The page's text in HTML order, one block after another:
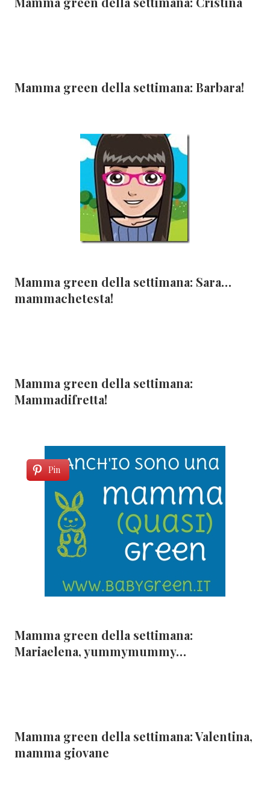
Mamma green della settimana: Barbara!
Mamma green della settimana: Sara…
mammachetesta!
Mamma green della settimana:
Mammadifretta!
Pin
Mamma green della settimana:
Mariaelena, yummymummy…
Mamma green della settimana: Valentina,
mamma giovane